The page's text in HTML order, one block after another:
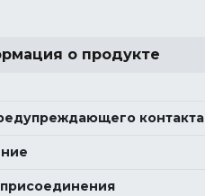
о продукте
контакта